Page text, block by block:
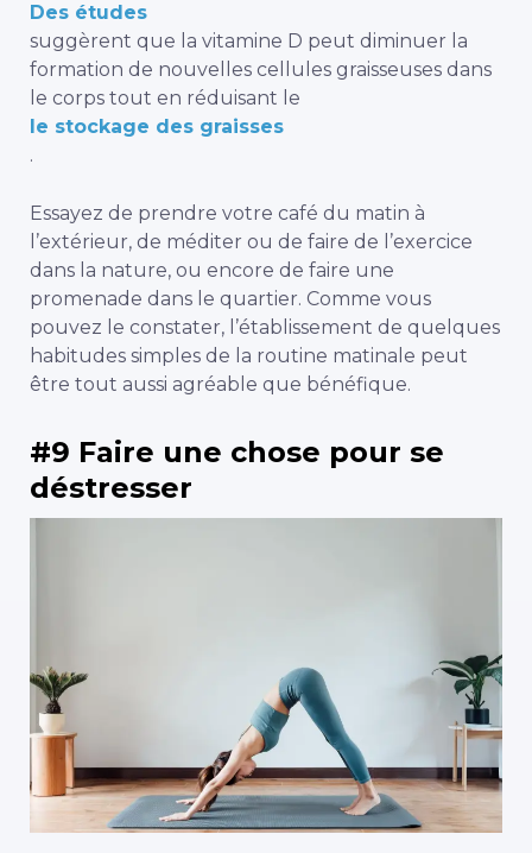
Des études
suggèrent que la vitamine D peut diminuer la
formation de nouvelles cellules graisseuses dans
le corps tout en réduisant le
le stockage des graisses
.
Essayez de prendre votre café du matin à
l’extérieur, de méditer ou de faire de l’exercice
dans la nature, ou encore de faire une
promenade dans le quartier. Comme vous
pouvez le constater, l’établissement de quelques
habitudes simples de la routine matinale peut
être tout aussi agréable que bénéfique.
#9 Faire une chose pour se
déstresser